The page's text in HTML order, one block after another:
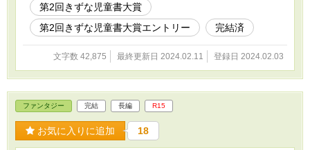
第2回きずな児童書大賞
第2回きずな児童書大賞エントリー
完結済
文字数 42,875 最終更新日 2024.02.11 登録日 2024.02.03
ファンタジー 完結 長編 R15
お気に入りに追加 18